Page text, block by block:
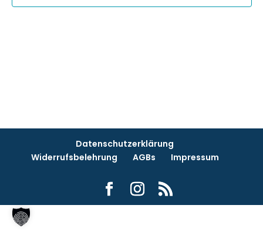
Datenschutzerklärung
Widerrufsbelehrung
AGBs Impressum